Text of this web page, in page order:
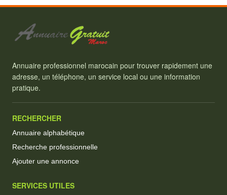
Annuaire professionnel marocain pour trouver rapidement une
adresse, un téléphone, un service local ou une information
pratique.
RECHERCHER
Annuaire alphabétique
Recherche professionnelle
Ajouter une annonce
SERVICES UTILES